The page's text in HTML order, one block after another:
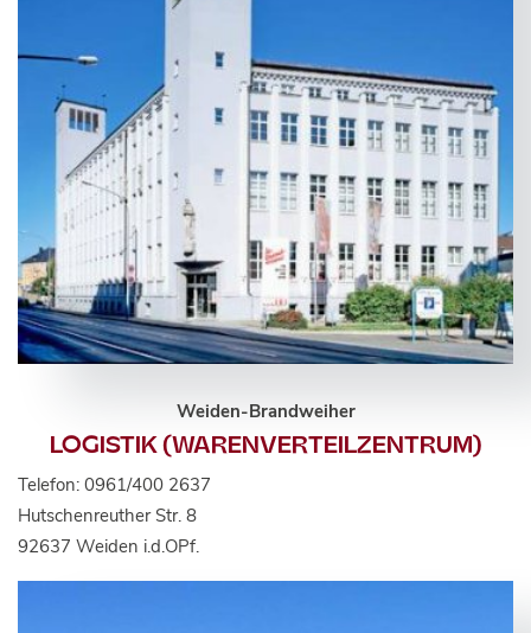
Weiden-Brandweiher
LOGISTIK (WARENVERTEILZENTRUM)
Telefon: 0961/400 2637
Hutschenreuther Str. 8
92637 Weiden i.d.OPf.